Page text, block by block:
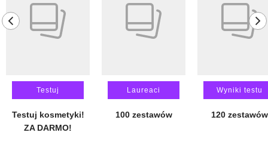
previous element
Testuj
Testuj kosmetyki!
ZA DARMO!
Laureaci
100 zestawów
Wyniki testu
120 zestawów